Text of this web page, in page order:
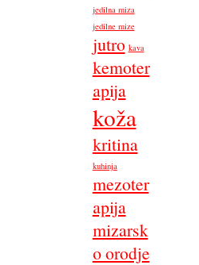
jedilna miza
jedilne mize
jutro kava
kemoter
apija
koža
kritina
kuhinja
mezoter
apija
mizarsk
o orodje